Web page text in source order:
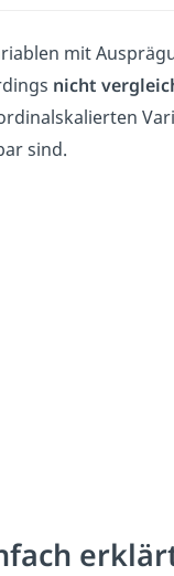
mit
nicht
sind.